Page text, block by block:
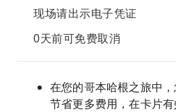
现场请出示电子凭证
0天前可免费取消
在您的哥本哈根之旅中
节省更多费用，在卡片